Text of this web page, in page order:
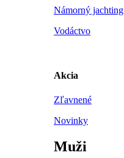
Námorný jachting
Vodáctvo
Akcia
Zľavnené
Novinky
Muži